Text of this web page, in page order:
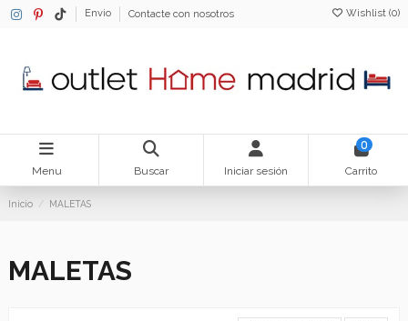
Envio Contacte con nosotros Wishlist (0)
Menu Buscar Iniciar sesión
0
Carrito
Inicio MALETAS
MALETAS